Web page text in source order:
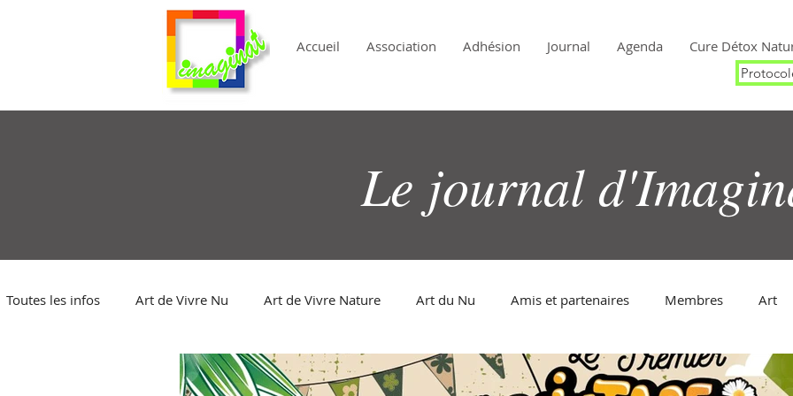
Accueil Association Adhésion Journal Agenda Cure Détox
Le journal
Toutes les infos Art de Vivre Nu Art de Vivre Nature Art du Nu Amis et partenaires Membres Art
Culture Naturiste Culture Photographie Patrimoine Histoire